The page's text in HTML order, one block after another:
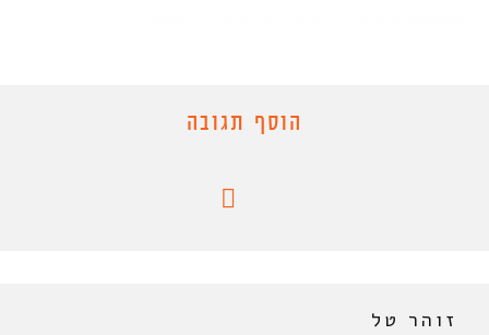
הוסף תגובה
זוהר טל